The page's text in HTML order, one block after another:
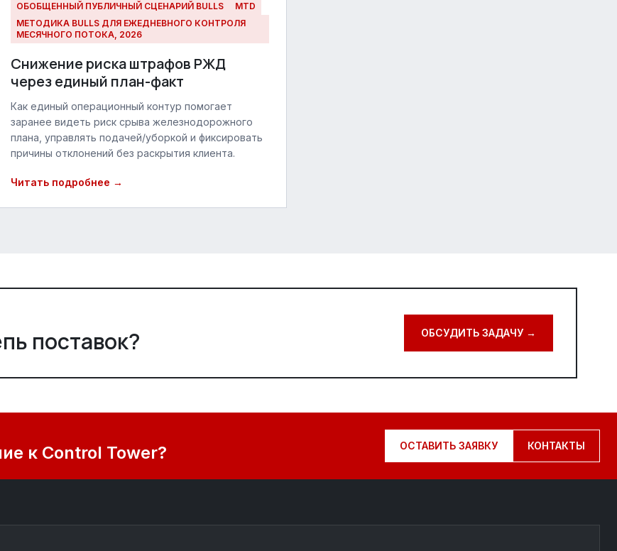
ОБОБЩЕННЫЙ ПУБЛИЧНЫЙ СЦЕНАРИЙ BULLS
MTD
МЕТОДИКА BULLS ДЛЯ ЕЖЕДНЕВНОГО КОНТРОЛЯ
МЕСЯЧНОГО ПОТОКА, 2026
Снижение риска штрафов РЖД
через единый план-факт
Как единый операционный контур помогает
заранее видеть риск срыва железнодорожного
плана, управлять подачей/уборкой и фиксировать
причины отклонений без раскрытия клиента.
Читать подробнее →
поставок? ОБСУДИТЬ ЗАДАЧУ →
к Control Tower? ОСТАВИТЬ ЗАЯВКУ КОНТАКТЫ